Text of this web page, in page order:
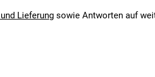
Lieferungsowie Antworten auf